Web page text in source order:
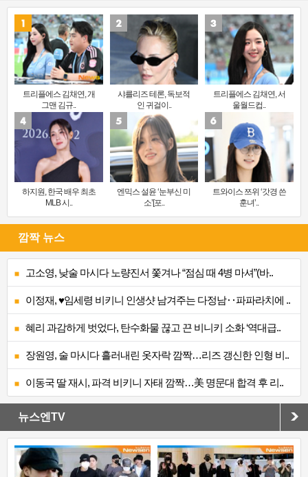
트리플에스 김채연, 개
그맨 김규..
샤를리즈 테론, 독보적
인 귀걸이..
트리플에스 김채연, 서
울월드컵..
하지원, 한국 배우 최초
MLB 시..
엔믹스 설윤 ‘눈부신 미
소’[포..
트와이스 쯔위 ‘갓경 쓴
훈녀’..
깜짝 뉴스
고소영, 낮술 마시다 노량진서 쫓겨나 “점심 때 4병 마셔”(바..
이정재, ♥임세령 비키니 인생샷 남겨주는 다정남‥파파라치에 ..
혜리 과감하게 벗었다, 탄수화물 끊고 끈 비니키 소화 ‘역대급..
장원영, 술 마시다 흘러내린 옷자락 깜짝…리즈 갱신한 인형 비..
이동국 딸 재시, 파격 비키니 자태 깜짝…美 명문대 합격 후 리..
뉴스엔TV